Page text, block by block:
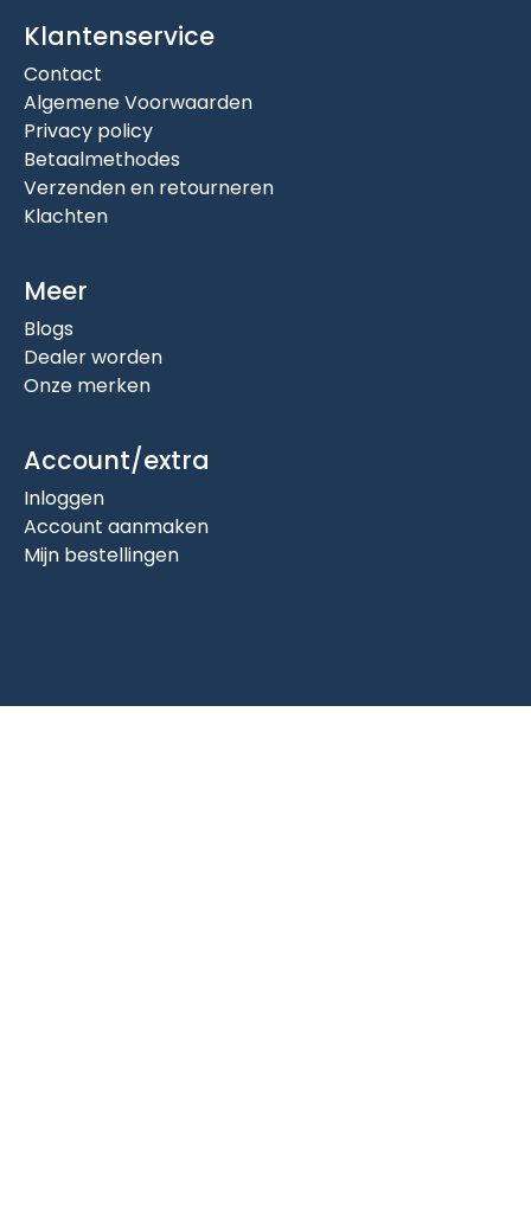
Klantenservice
Contact
Algemene Voorwaarden
Privacy policy
Betaalmethodes
Verzenden en retourneren
Klachten
Meer
Blogs
Dealer worden
Onze merken
Account/extra
Inloggen
Account aanmaken
Mijn bestellingen